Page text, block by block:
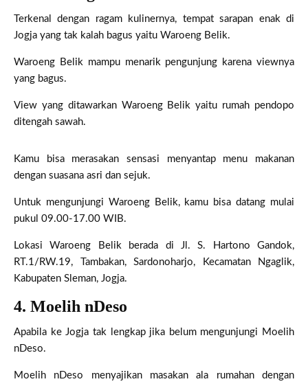
Terkenal dengan ragam kulinernya, tempat sarapan enak di
Jogja yang tak kalah bagus yaitu Waroeng Belik.
Waroeng Belik mampu menarik pengunjung karena viewnya
yang bagus.
View yang ditawarkan Waroeng Belik yaitu rumah pendopo
ditengah sawah.
Kamu bisa merasakan sensasi menyantap menu makanan
dengan suasana asri dan sejuk.
Untuk mengunjungi Waroeng Belik, kamu bisa datang mulai
pukul 09.00-17.00 WIB.
Lokasi Waroeng Belik berada di Jl. S. Hartono Gandok,
RT.1/RW.19, Tambakan, Sardonoharjo, Kecamatan Ngaglik,
Kabupaten Sleman, Jogja.
4. Moelih nDeso
Apabila ke Jogja tak lengkap jika belum mengunjungi Moelih
nDeso.
Moelih nDeso menyajikan masakan ala rumahan dengan